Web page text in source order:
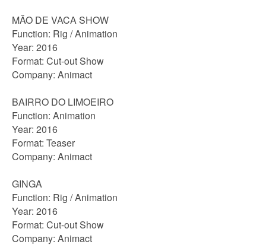
MÃO DE VACA SHOW
Function: Rig / Animation
Year: 2016
Format: Cut-out Show
Company: Animact
BAIRRO DO LIMOEIRO
Function: Animation
Year: 2016
Format: Teaser
Company: Animact
GINGA
Function: Rig / Animation
Year: 2016
Format: Cut-out Show
Company: Animact